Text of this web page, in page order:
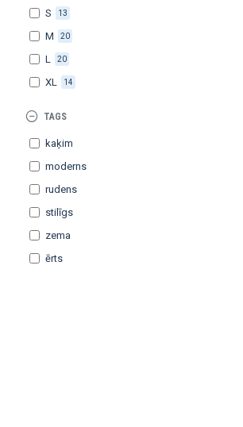
S 13
M 20
L 20
XL 14
TAGS
kaķim
moderns
rudens
stilīgs
zema
ērts